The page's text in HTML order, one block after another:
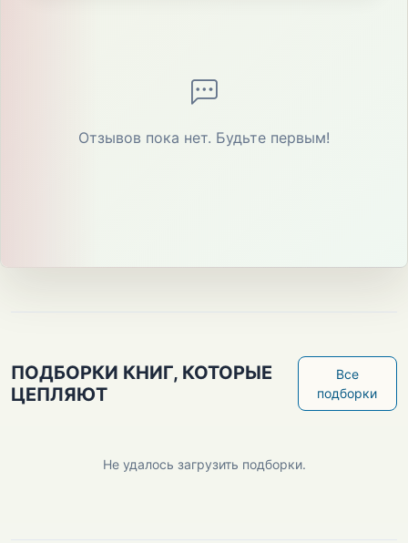
Отзывов пока нет. Будьте первым!
ПОДБОРКИ КНИГ, КОТОРЫЕ
ЦЕПЛЯЮТ
Все
подборки
Не удалось загрузить подборки.